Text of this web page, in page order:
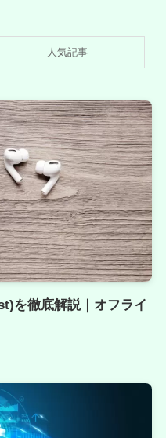
人気記事
を徹底解説｜オフライ